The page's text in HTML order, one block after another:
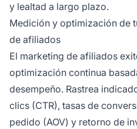
y lealtad a largo plazo.
Medición y optimización de
de afiliados
El marketing de afiliados
optimización continua
desempeño. Rastrea
clics (CTR), tasas de
pedido (AOV) y retorno de